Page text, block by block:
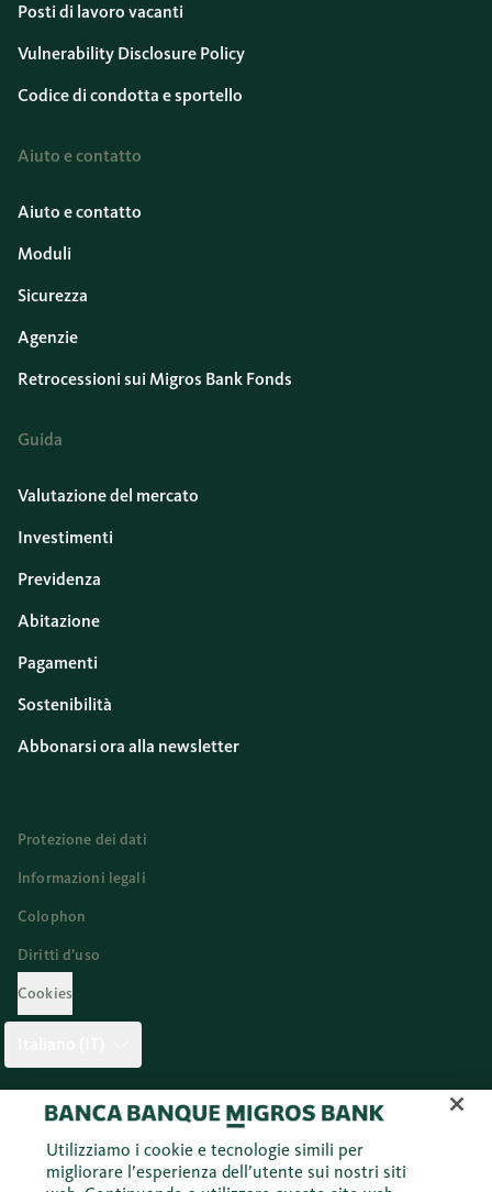
Posti di lavoro vacanti
Vulnerability Disclosure Policy
Codice di condotta e sportello
Aiuto e contatto
Aiuto e contatto
Moduli
Sicurezza
Agenzie
Retrocessioni sui Migros Bank Fonds
Guida
Valutazione del mercato
Investimenti
Previdenza
Abitazione
Pagamenti
Sostenibilità
Abbonarsi ora alla newsletter
Protezione dei dati
Informazioni legali
Colophon
Diritti d’uso
Cookies
Twitter Facebook Blog Instagram Youtube
Utilizziamo i cookie e tecnologie simili per
migliorare l’esperienza dell’utente sui nostri siti